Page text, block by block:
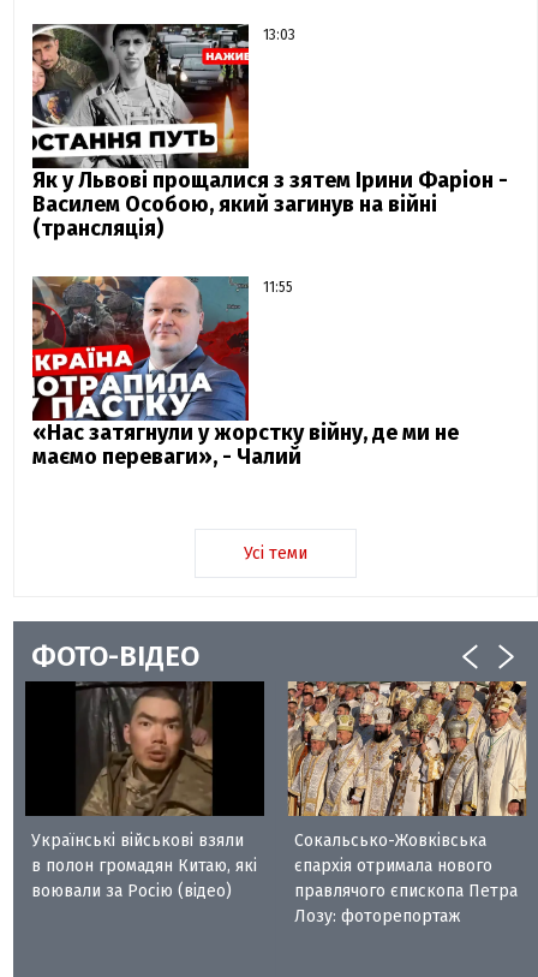
13:03
Як у Львові прощалися з зятем Ірини Фаріон -
Василем Особою, який загинув на війні
(трансляція)
11:55
«Нас затягнули у жорстку війну, де ми не
маємо переваги», - Чалий
Усі теми
ФОТО-ВІДЕО
Українські військові взяли
в полон громадян Китаю, які
воювали за Росію (відео)
Сокальсько-Жовківська
єпархія отримала нового
правлячого єпископа Петра
Лозу: фоторепортаж